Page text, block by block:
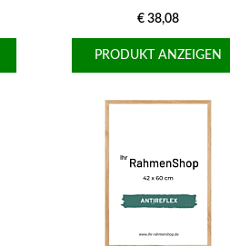
€ 38,08
PRODUKT ANZEIGEN